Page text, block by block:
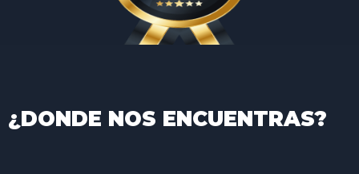
¿DONDE NOS ENCUENTRAS?